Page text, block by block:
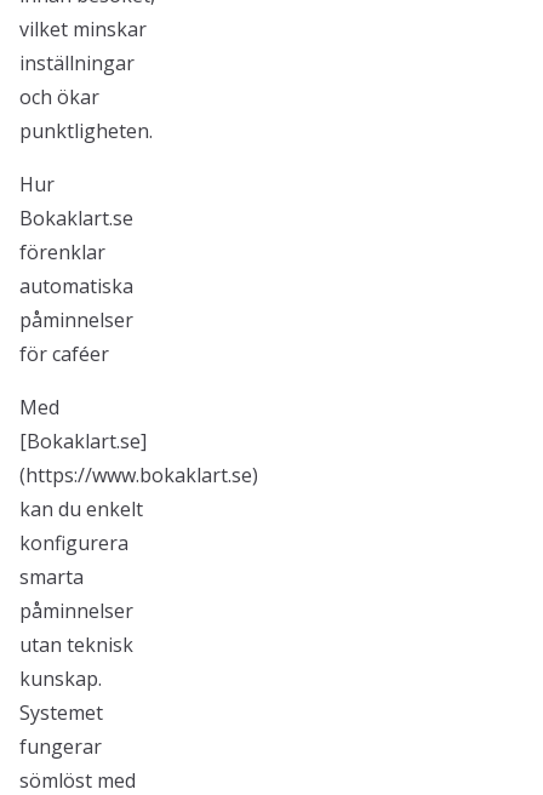
vilket minskar
inställningar
och ökar
punktligheten.
Hur
Bokaklart.se
förenklar
automatiska
påminnelser
för caféer
Med
[Bokaklart.se]
(https://www.bokaklart.se)
kan du enkelt
konfigurera
smarta
påminnelser
utan teknisk
kunskap.
Systemet
fungerar
sömlöst med